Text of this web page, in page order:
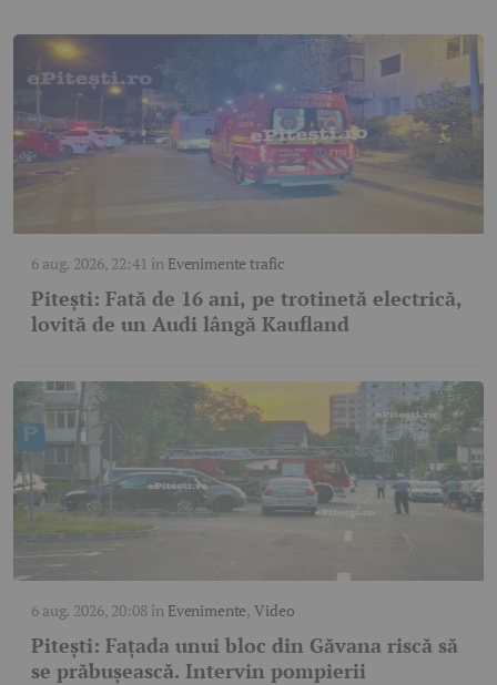
6 aug. 2026, 22:41 în Evenimente trafic
Pitești: Fată de 16 ani, pe trotinetă electrică,
lovită de un Audi lângă Kaufland
6 aug. 2026, 20:08în Evenimente,Video
Pitești: Fațada unui bloc din Găvana riscă să
se prăbușească. Intervin pompierii